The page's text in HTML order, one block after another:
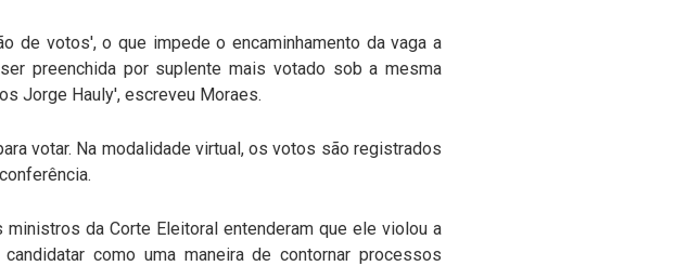
de votos', o que impede o encaminhamento da vaga a
preenchida por suplente mais votado sob a mesma
Jorge Hauly', escreveu Moraes.
votar. Na modalidade virtual, os votos são registrados
da Corte Eleitoral entenderam que ele violou a
como uma maneira de contornar processos